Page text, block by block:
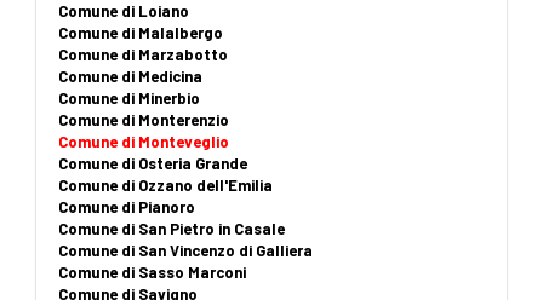
Comune di Loiano
Comune di Malalbergo
Comune di Marzabotto
Comune di Medicina
Comune di Minerbio
Comune di Monterenzio
Comune di Monteveglio
Comune di Osteria Grande
Comune di Ozzano dell'Emilia
Comune di Pianoro
Comune di San Pietro in Casale
Comune di San Vincenzo di Galliera
Comune di Sasso Marconi
Comune di Savigno